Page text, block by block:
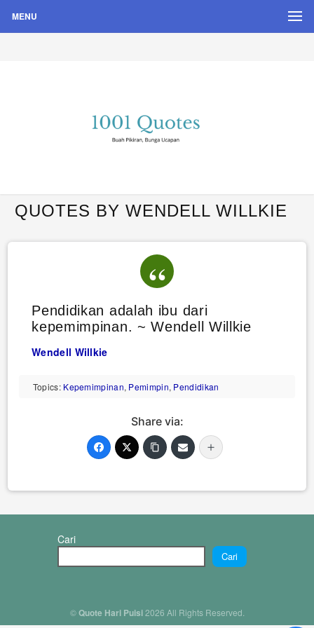
MENU
Quote Hari Puisi
QUOTES BY WENDELL WILLKIE
Pendidikan adalah ibu dari
kepemimpinan. ~ Wendell Willkie
Wendell Willkie
Topics: Kepemimpinan, Pemimpin, Pendidikan
Share via:
Cari
Cari
©Quote Hari Puisi2026 All Rights Reserved.